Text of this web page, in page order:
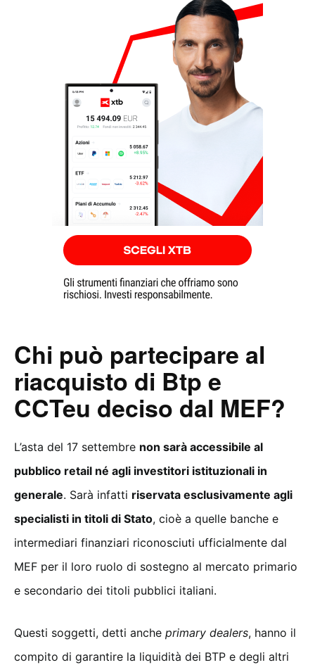
Chi può partecipare al
riacquisto di Btp e
CCTeu deciso dal MEF?
L’asta del 17 settembre non sarà accessibile al
pubblico retail né agli investitori istituzionali in
generale. Sarà infatti riservata esclusivamente agli
specialisti in titoli di Stato, cioè a quelle banche e
intermediari finanziari riconosciuti ufficialmente dal
MEF per il loro ruolo di sostegno al mercato primario
e secondario dei titoli pubblici italiani.
Questi soggetti, detti anche primary dealers, hanno il
compito di garantire la liquidità dei BTP e degli altri